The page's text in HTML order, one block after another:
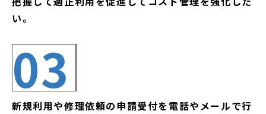
い。
03
新規利用や修理依頼の申請受付を電話やメールで行